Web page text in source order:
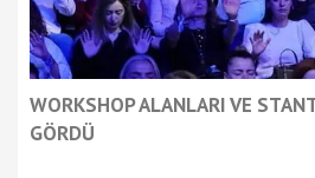
WORKSHOP ALANLARI VE
GÖRDÜ